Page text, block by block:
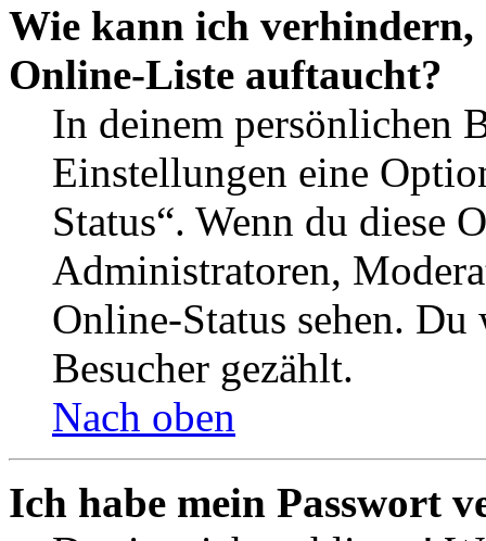
Wie kann ich verhindern,
Online-Liste auftaucht?
In deinem persönlichen
Einstellungen eine
Status“. Wenn du diese
Administratoren,
Online-Status sehen.
Besucher gezählt.
Nach oben
Ich habe mein Passwort